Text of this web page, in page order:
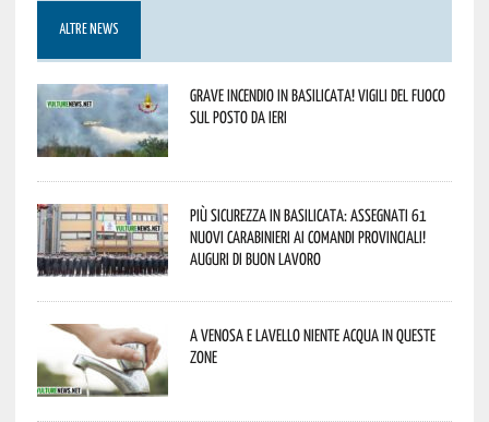
ALTRE NEWS
Grave incendio in Basilicata! Vigili del fuoco
sul posto da ieri
Più sicurezza in Basilicata: assegnati 61
nuovi Carabinieri ai Comandi provinciali!
Auguri di buon lavoro
A Venosa e Lavello niente acqua in queste
zone